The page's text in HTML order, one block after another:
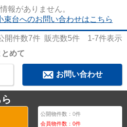
報がありません。
束台へのお問い合わせはこちら
開件数7件 販売数5件 1-7件表示
めて
お問い合わせ
公開物件数：0件
会員物件数：0件